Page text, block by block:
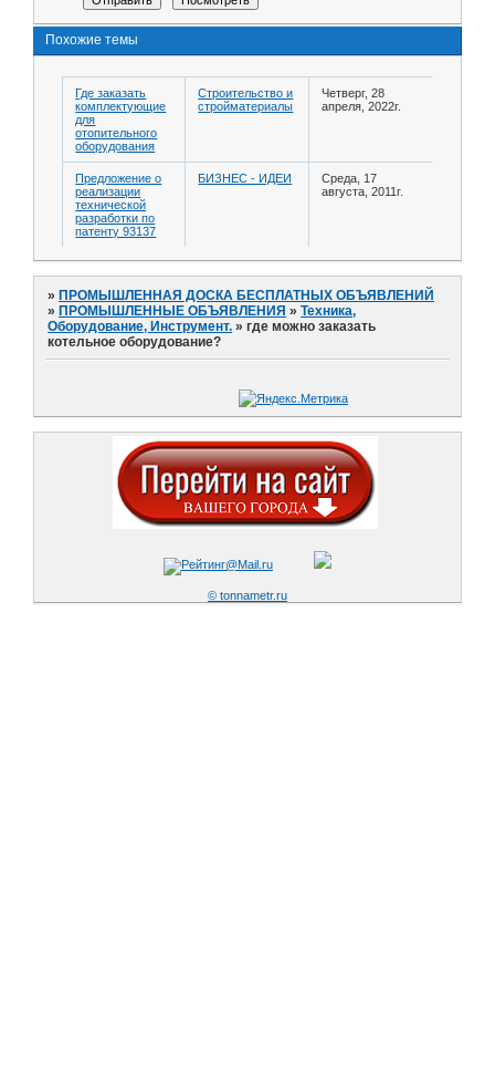
Похожие темы
Где заказать
комплектующие
для
отопительного
оборудования
Строительство и
стройматериалы
Четверг, 28
апреля, 2022г.
Предложение о
реализации
технической
разработки по
патенту 93137
БИЗНЕС - ИДЕИ
Среда, 17
августа, 2011г.
» ПРОМЫШЛЕННАЯ ДОСКА БЕСПЛАТНЫХ ОБЪЯВЛЕНИЙ
» ПРОМЫШЛЕННЫЕ ОБЪЯВЛЕНИЯ »Техника,
Оборудование, Инструмент. »где можно заказать
котельное оборудование?
© tonnametr.ru